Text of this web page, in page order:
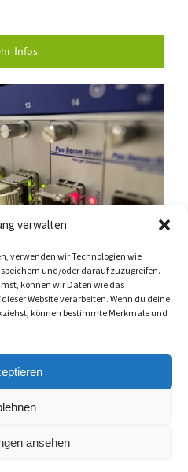
verwalten
verwenden wir Technologien wie
und/oder darauf zuzugreifen.
können wir Daten wie das
Website verarbeiten. Wenn du deine
können bestimmte Merkmale und
ansehen
Infos
anderen Netz- und
Zugang auf
Ihnen Downloadraten von
entsprechenden Uploads.
zu 100 Mbit/s via FTTH